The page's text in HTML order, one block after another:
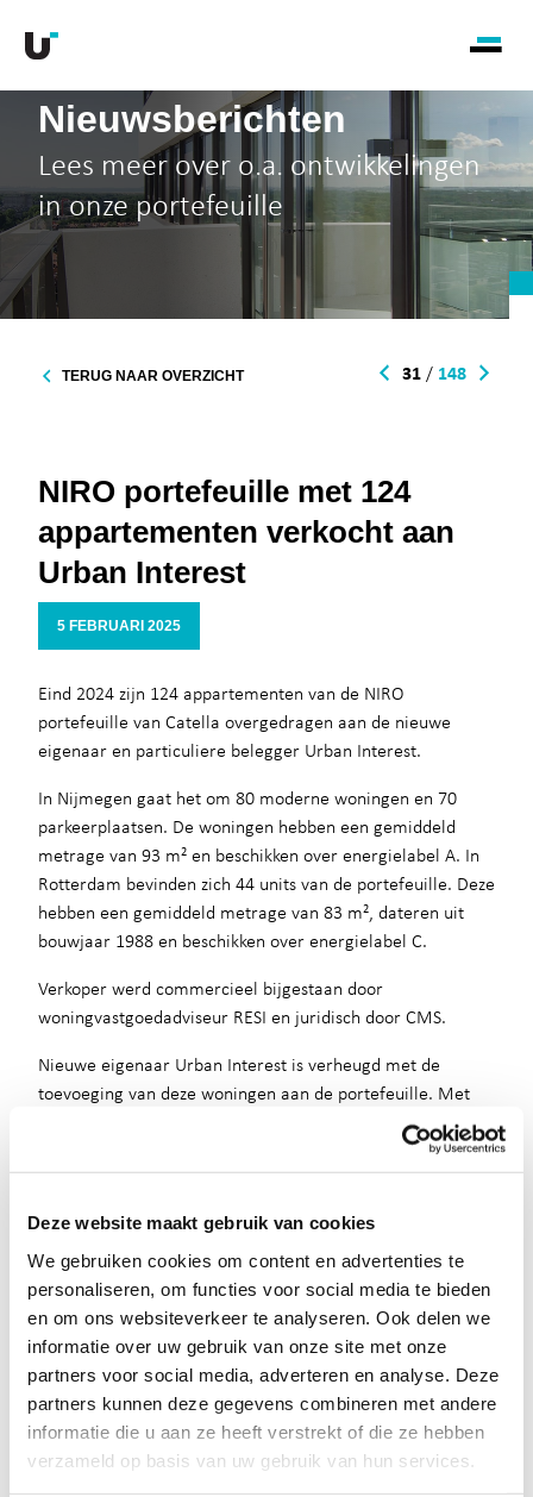
Deze website maakt gebruik van cookies
We gebruiken cookies om content en advertenties te
personaliseren, om functies voor social media te bieden
en om ons websiteverkeer te analyseren. Ook delen we
informatie over uw gebruik van onze site met onze
partners voor social media, adverteren en analyse. Deze
partners kunnen deze gegevens combineren met andere
informatie die u aan ze heeft verstrekt of die ze hebben
verzameld op basis van uw gebruik van hun services.
Nieuwsberichten
Lees meer over o.a. ontwikkelingen
in onze portefeuille
TERUG NAAR OVERZICHT 31/ 148
NIRO portefeuille met 124
appartementen verkocht aan
Urban Interest
5 FEBRUARI 2025
Eind 2024 zijn 124 appartementen van de NIRO
portefeuille van Catella overgedragen aan de nieuwe
eigenaar en particuliere belegger Urban Interest.
In Nijmegen gaat het om 80 moderne woningen en 70
parkeerplaatsen. De woningen hebben een gemiddeld
metrage van 93 m² en beschikken over energielabel A. In
Rotterdam bevinden zich 44 units van de portefeuille. Deze
hebben een gemiddeld metrage van 83 m², dateren uit
bouwjaar 1988 en beschikken over energielabel C.
Verkoper werd commercieel bijgestaan door
woningvastgoedadviseur RESI en juridisch door CMS.
Nieuwe eigenaar Urban Interest is verheugd met de
toevoeging van deze woningen aan de portefeuille. Met
appartementen in Nijmegen toe aan de portefeuille en
een complex dichtbij openbaar vervoer, groen en
Rotterdam, aldus Barbara Westrik CCO van Urban Interest.
Over RESI
RESI adviseert beleggers, ontwikkelaars en corporaties in
bestaande en nieuwbouw woningbeleggingen. De
organisatie is een strategisch vastgoedadviseur en
sparringpartner in de planontwikkeling en
verkoopbegeleiding van woningvastgoedobjecten en
portefeuilles.